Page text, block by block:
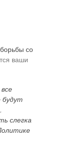
со
ваши
будут
слегка